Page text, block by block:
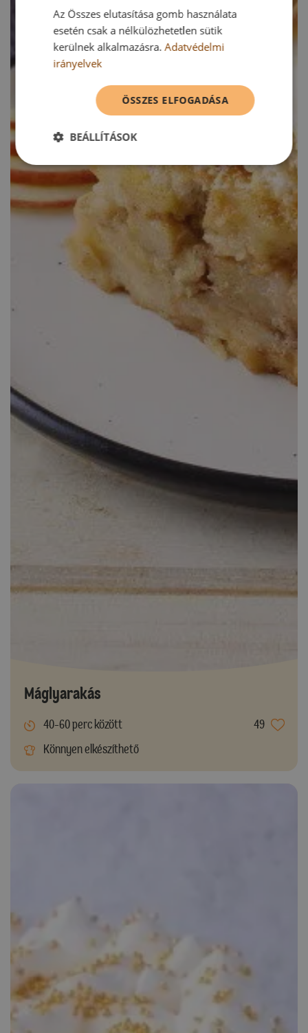
Máglyarakás
40-60 perc között
49
Könnyen elkészíthető
Az Összes elutasítása gomb használata
esetén csak a nélkülözhetetlen sütik
kerülnek alkalmazásra.Adatvédelmi
irányelvek
ÖSSZES ELFOGADÁSA
BEÁLLÍTÁSOK